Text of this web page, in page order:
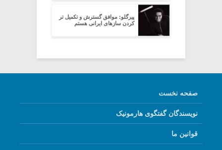
پیرگلو: موافق گسترش و تکمیل تر
کردن سازهای ایرانی هستم
صفحه نخست
نویسندگان گفتگوی هارمونیک
قوانین ما